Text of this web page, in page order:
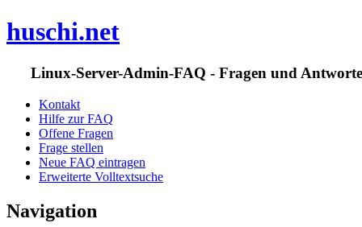
huschi.net
Linux-Server-Admin-FAQ - Fragen und
Kontakt
Hilfe zur FAQ
Offene Fragen
Frage stellen
Neue FAQ eintragen
Erweiterte Volltextsuche
Navigation